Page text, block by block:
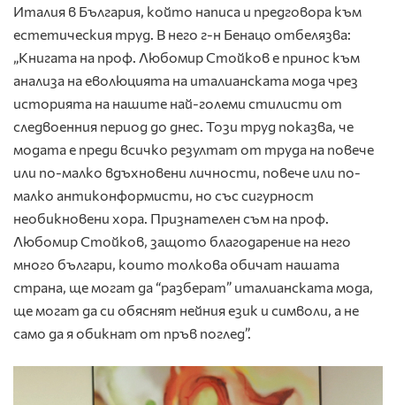
Италия в България, който написа и предговора към
естетическия труд. В него г-н Бенацо отбелязва:
„Книгата на проф. Любомир Стойков е принос към
анализа на еволюцията на италианската мода чрез
историята на нашите най-големи стилисти от
следвоенния период до днес. Този труд показва, че
модата е преди всичко резултат от труда на повече
или по-малко вдъхновени личности, повече или по-
малко антиконформисти, но със сигурност
необикновени хора. Признателен съм на проф.
Любомир Стойков, защото благодарение на него
много българи, които толкова обичат нашата
страна, ще могат да “разберат” италианската мода,
ще могат да си обяснят нейния език и символи, а не
само да я обикнат от пръв поглед”.